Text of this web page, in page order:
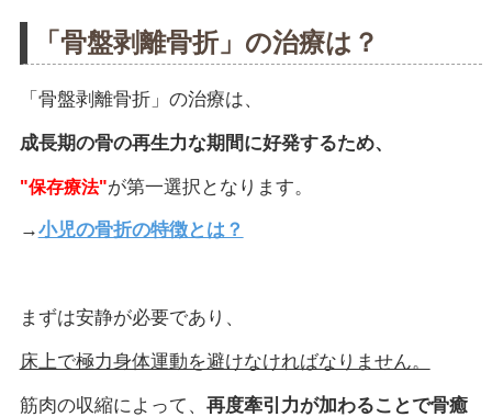
「骨盤剥離骨折」の治療は？
「骨盤剥離骨折」の治療は、
成長期の骨の再生力な期間に好発するため、
"保存療法"が第一選択となります。
→小児の骨折の特徴とは？
まずは安静が必要であり、
床上で極力身体運動を避けなければなりません。
筋肉の収縮によって、 再度牽引力が加わることで骨癒